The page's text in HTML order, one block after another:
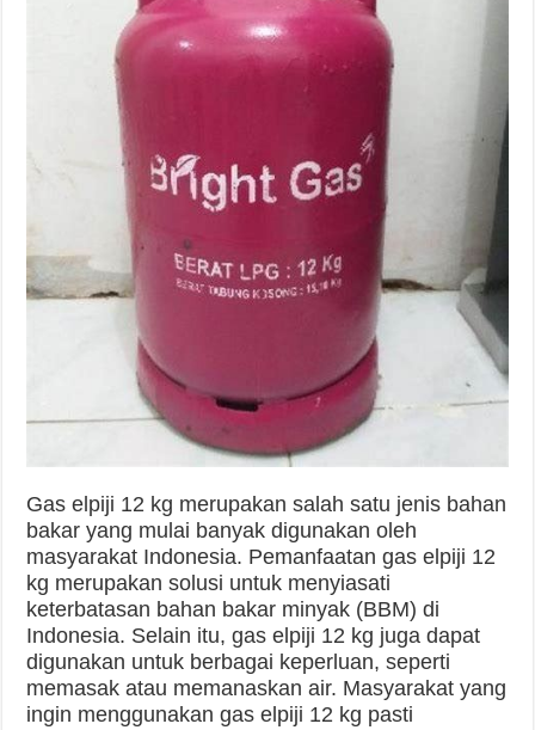
Gas elpiji 12 kg merupakan salah satu jenis bahan
bakar yang mulai banyak digunakan oleh
masyarakat Indonesia. Pemanfaatan gas elpiji 12
kg merupakan solusi untuk menyiasati
keterbatasan bahan bakar minyak (BBM) di
Indonesia. Selain itu, gas elpiji 12 kg juga dapat
digunakan untuk berbagai keperluan, seperti
memasak atau memanaskan air. Masyarakat yang
ingin menggunakan gas elpiji 12 kg pasti